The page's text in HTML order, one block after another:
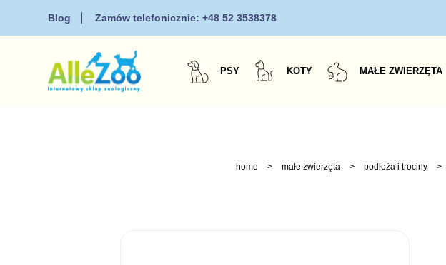
Blog Zamów telefonicznie:+48 52 3538378
PSY KOTY MAŁE ZWIERZĘTA
home > małe zwierzęta > podłoża i trociny >